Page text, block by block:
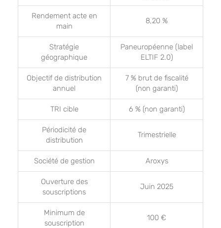
Rendement acte en
main
8,20 %
Stratégie
géographique
Paneuropéenne (label
ELTIF 2.0)
Objectif de distribution
annuel
7 % brut de fiscalité
(non garanti)
TRI cible 6 % (non garanti)
Périodicité de
distribution
Trimestrielle
Société de gestion Aroxys
Ouverture des
souscriptions
Juin 2025
Minimum de
souscription
100 €